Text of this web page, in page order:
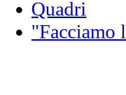
Quadri
"Facciamo